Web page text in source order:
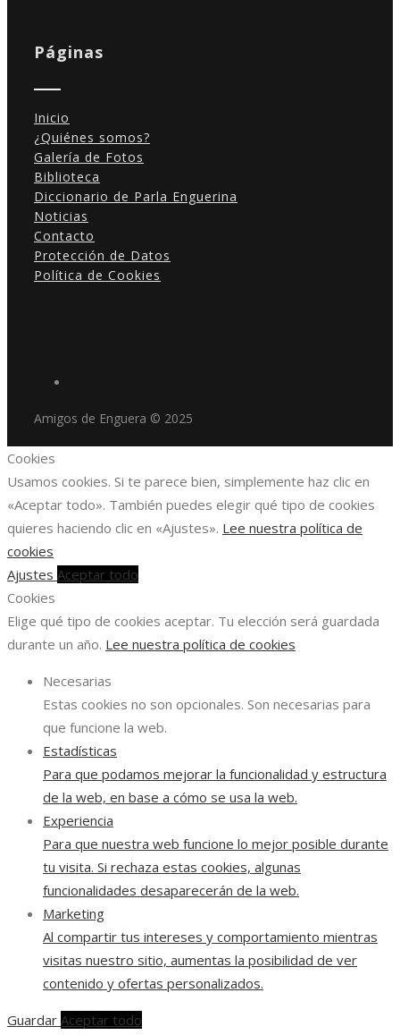
Páginas
Inicio
¿Quiénes somos?
Galería de Fotos
Biblioteca
Diccionario de Parla Enguerina
Noticias
Contacto
Protección de Datos
Política de Cookies
Amigos de Enguera © 2025
Cookies
Usamos cookies. Si te parece bien, simplemente haz clic en
«Aceptar todo». También puedes elegir qué tipo de cookies
quieres haciendo clic en «Ajustes». Lee nuestra política de
cookies
Ajustes Aceptar todo
Cookies
Elige qué tipo de cookies aceptar. Tu elección será guardada
durante un año. Lee nuestra política de cookies
Necesarias
Estas cookies no son opcionales. Son necesarias para
que funcione la web.
Estadísticas
Para que podamos mejorar la funcionalidad y estructura
de la web, en base a cómo se usa la web.
Experiencia
Para que nuestra web funcione lo mejor posible durante
tu visita. Si rechaza estas cookies, algunas
funcionalidades desaparecerán de la web.
Marketing
Al compartir tus intereses y comportamiento mientras
visitas nuestro sitio, aumentas la posibilidad de ver
contenido y ofertas personalizados.
Guardar Aceptar todo